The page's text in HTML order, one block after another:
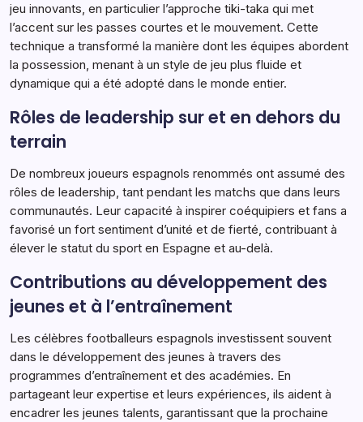
jeu innovants, en particulier l’approche tiki-taka qui met
l’accent sur les passes courtes et le mouvement. Cette
technique a transformé la manière dont les équipes abordent
la possession, menant à un style de jeu plus fluide et
dynamique qui a été adopté dans le monde entier.
Rôles de leadership sur et en dehors du
terrain
De nombreux joueurs espagnols renommés ont assumé des
rôles de leadership, tant pendant les matchs que dans leurs
communautés. Leur capacité à inspirer coéquipiers et fans a
favorisé un fort sentiment d’unité et de fierté, contribuant à
élever le statut du sport en Espagne et au-delà.
Contributions au développement des
jeunes et à l’entraînement
Les célèbres footballeurs espagnols investissent souvent
dans le développement des jeunes à travers des
programmes d’entraînement et des académies. En
partageant leur expertise et leurs expériences, ils aident à
encadrer les jeunes talents, garantissant que la prochaine